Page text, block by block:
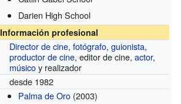
Darien High School
Información profesional
Director de cine,fotógrafo,guionista,
productor de cine, editor de cine,actor,
músicoy realizador
desde 1982
Palma de Oro (2003)